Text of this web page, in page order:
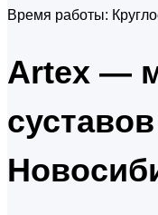
Время работы:
Artex —